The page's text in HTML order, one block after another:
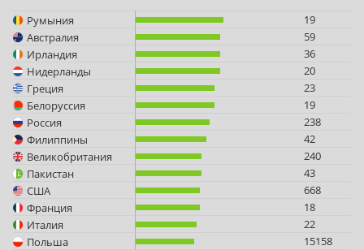
Румыния
19
Австралия
59
Ирландия
36
Нидерланды
20
Греция
23
Белоруссия
19
Россия
238
Филиппины
42
Великобритания
240
Пакистан
43
США
668
Франция
18
Италия
22
Польша
15158